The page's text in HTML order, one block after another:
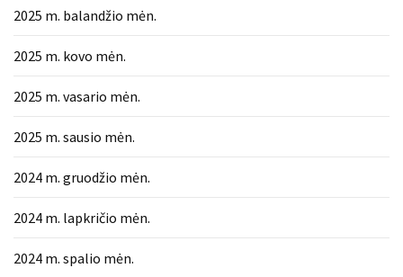
2025 m. balandžio mėn.
2025 m. kovo mėn.
2025 m. vasario mėn.
2025 m. sausio mėn.
2024 m. gruodžio mėn.
2024 m. lapkričio mėn.
2024 m. spalio mėn.